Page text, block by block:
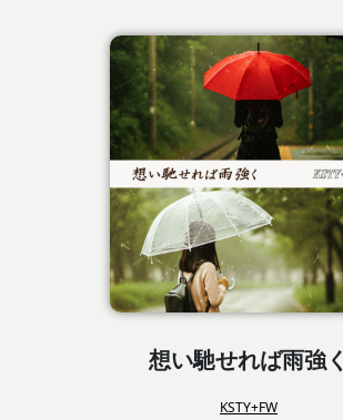
想い馳せれば雨強く
KSTY+FW